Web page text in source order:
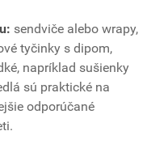
sendviče alebo wrapy,
tyčinky s dipom,
napríklad sušienky
sú praktické na
odporúčané